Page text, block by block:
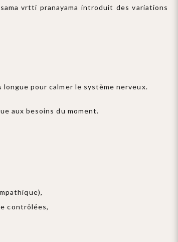
vrtti pranayama introduit des variations
pour calmer le système nerveux.
aux besoins du moment.
contrôlées,